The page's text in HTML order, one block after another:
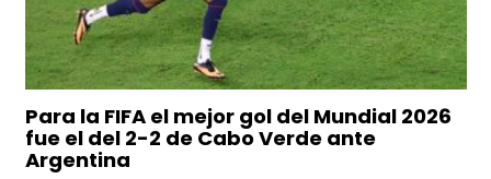
Para la FIFA el mejor gol del Mundial 2026
fue el del 2-2 de Cabo Verde ante
Argentina